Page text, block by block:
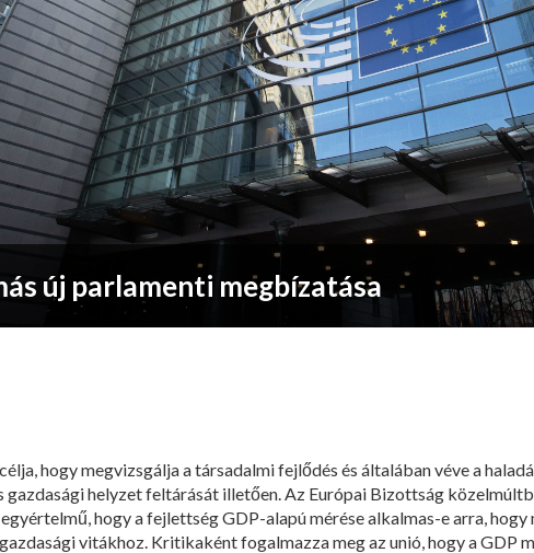
új parlamenti megbízatása
hogy megvizsgálja a társadalmi fejlődés és általában véve a
gazdasági helyzet feltárását illetően. Az Európai Bizottság
hogy a fejlettség GDP-alapú mérése alkalmas-e arra,
vitákhoz. Kritikaként fogalmazza meg az unió, hogy a GDP